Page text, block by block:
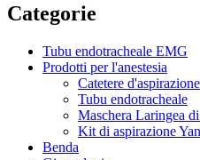
Categorie
Tubu endotracheale EMG
Prodotti per l'anestesia
Catetere
Tubu endotracheale
Maschera Laringea
Kit di aspirazione
Benda